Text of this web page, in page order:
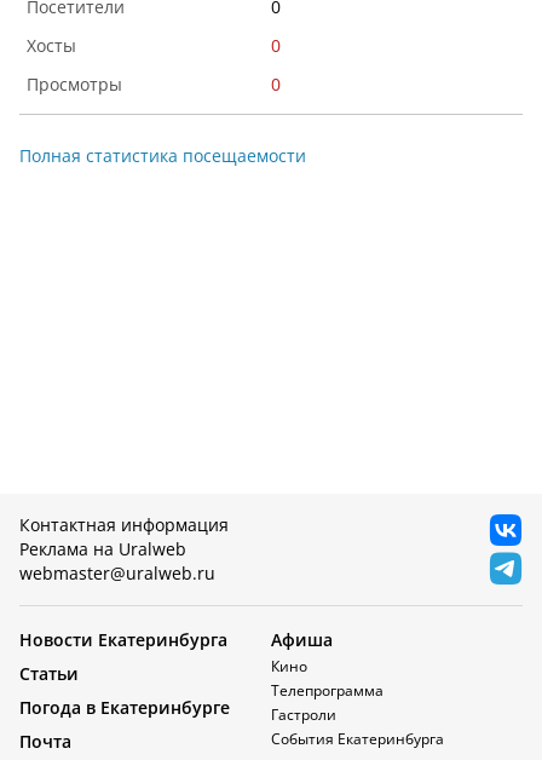
0
0
0
Полная статистика посещаемости
Контактная информация
Реклама на Uralweb
webmaster@uralweb.ru
Новости Екатеринбурга
Статьи
Погода в Екатеринбурге
Почта
Афиша
Кино
Телепрограмма
Гастроли
События Екатеринбурга